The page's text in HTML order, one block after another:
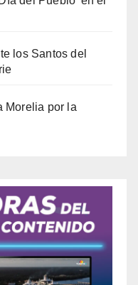
los Santos del
Morelia por la